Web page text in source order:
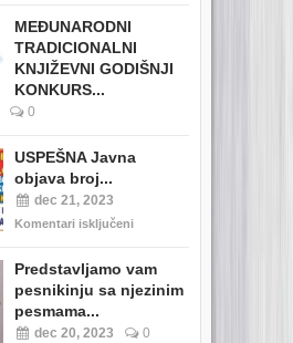
MEĐUNARODNI
TRADICIONALNI
KNJIŽEVNI GODIŠNJI
KONKURS...
0
USPEŠNA Javna
objava broj...
dec 21, 2023
Komentari isključeni
Predstavljamo vam
pesnikinju sa njezinim
pesmama...
dec 20, 2023 0